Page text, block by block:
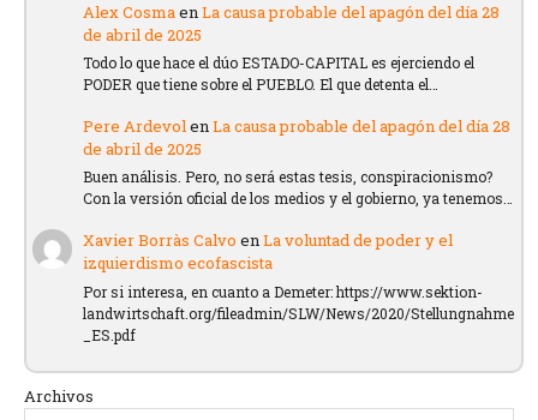
Alex CosmaenLa causa probable del apagón del día 28
de abril de 2025
Todo lo que hace el dúo ESTADO-CAPITAL es ejerciendo el
PODER que tiene sobre el PUEBLO. El que detenta el…
Pere ArdevolenLa causa probable del apagón del día 28
de abril de 2025
Buen análisis. Pero, no será estas tesis, conspiracionismo?
Con la versión oficial de los medios y el gobierno, ya tenemos…
Xavier Borràs Calvo enLa voluntad de poder y el
izquierdismo ecofascista
Por si interesa, en cuanto a Demeter: https://www.sektion-
landwirtschaft.org/fileadmin/SLW/News/2020/Stellungnahme
_ES.pdf
Archivos